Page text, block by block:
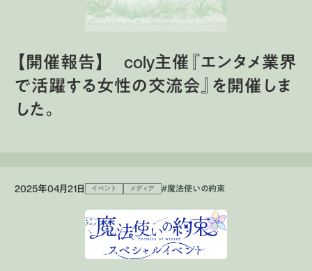
【開催報告】 coly主催『エンタメ業界
で活躍する女性の交流会』を開催しま
した。
2025年04月21日 イベント メディア #魔法使いの約束